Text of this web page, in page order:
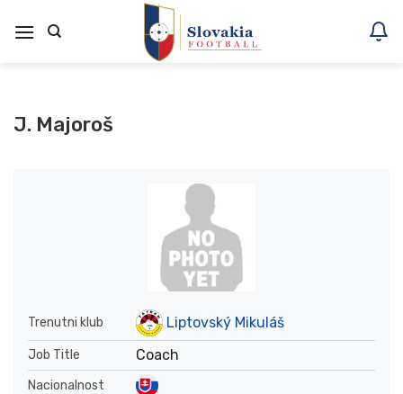
na
J. Majoroš
Trenutni klub Liptovský Mikuláš
Job Title Coach
Nacionalnost